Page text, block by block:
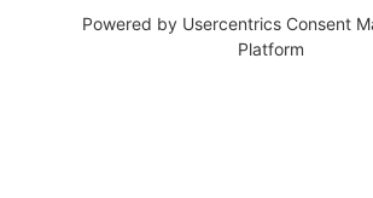
Powered by Usercentrics Consent
Platform